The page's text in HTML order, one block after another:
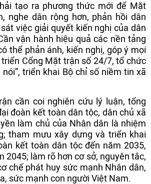
tạo ra phương thức mới để Mặt
nghe dân rộng hơn, phản hồi dân
việc giải quyết kiến nghị của dân
vận hành hiệu quả các nền tảng
thể phản ánh, kiến nghị, góp ý mọi
triển Cổng Mặt trận số 24/7, tổ chức
nói”, triển khai Bộ chỉ số niềm tin xã
cần coi nghiên cứu lý luận, tổng
đoàn kết toàn dân tộc, dân chủ xã
làm chủ của Nhân dân là nhiệm
tham mưu xây dựng và triển khai
kết toàn dân tộc đến năm 2035,
2045; làm rõ hơn cơ sở, nguyên tắc,
chế phát huy sức mạnh Nhân dân,
sức mạnh con người Việt Nam.